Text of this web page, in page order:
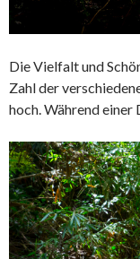
Die Vielfalt und
Zahl der
hoch. Während einer